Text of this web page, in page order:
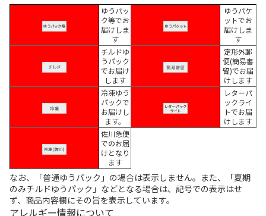
ゆうパッ
ク等でお
届けしま
す
ゆうパケ
ットでお
届けしま
す
チルドゆ
うパック
でお届け
します
定形外郵
便(簡易書
留)でお届
けします
冷凍ゆう
パックで
お届けし
ます。
レターパ
ックライ
トでお届
けします
佐川急便
でのお届
けとなり
ます
なお、「普通ゆうパック」の場合は表示しません。また、「夏期
のみチルドゆうパック」などとなる場合は、記号での表示はせ
ず、商品内容欄にその旨を表示しています。
アレルギー情報について